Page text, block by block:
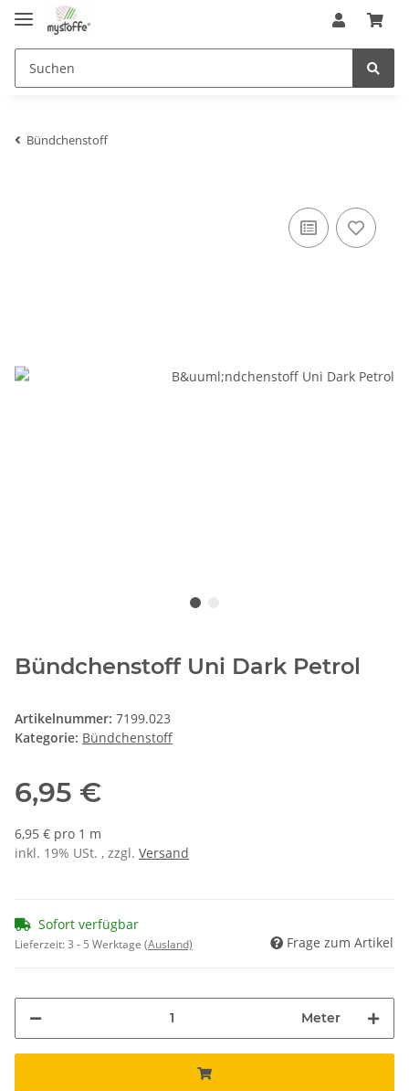
Bündchenstoff
Bündchenstoff Uni Dark Petrol
Artikelnummer: 7199.023
Kategorie: Bündchenstoff
6,95 €
6,95 € pro 1 m
inkl. 19% USt. , zzgl. Versand
Sofort verfügbar
Lieferzeit:3 - 5 Werktage (Ausland) Frage zum Artikel
Meter